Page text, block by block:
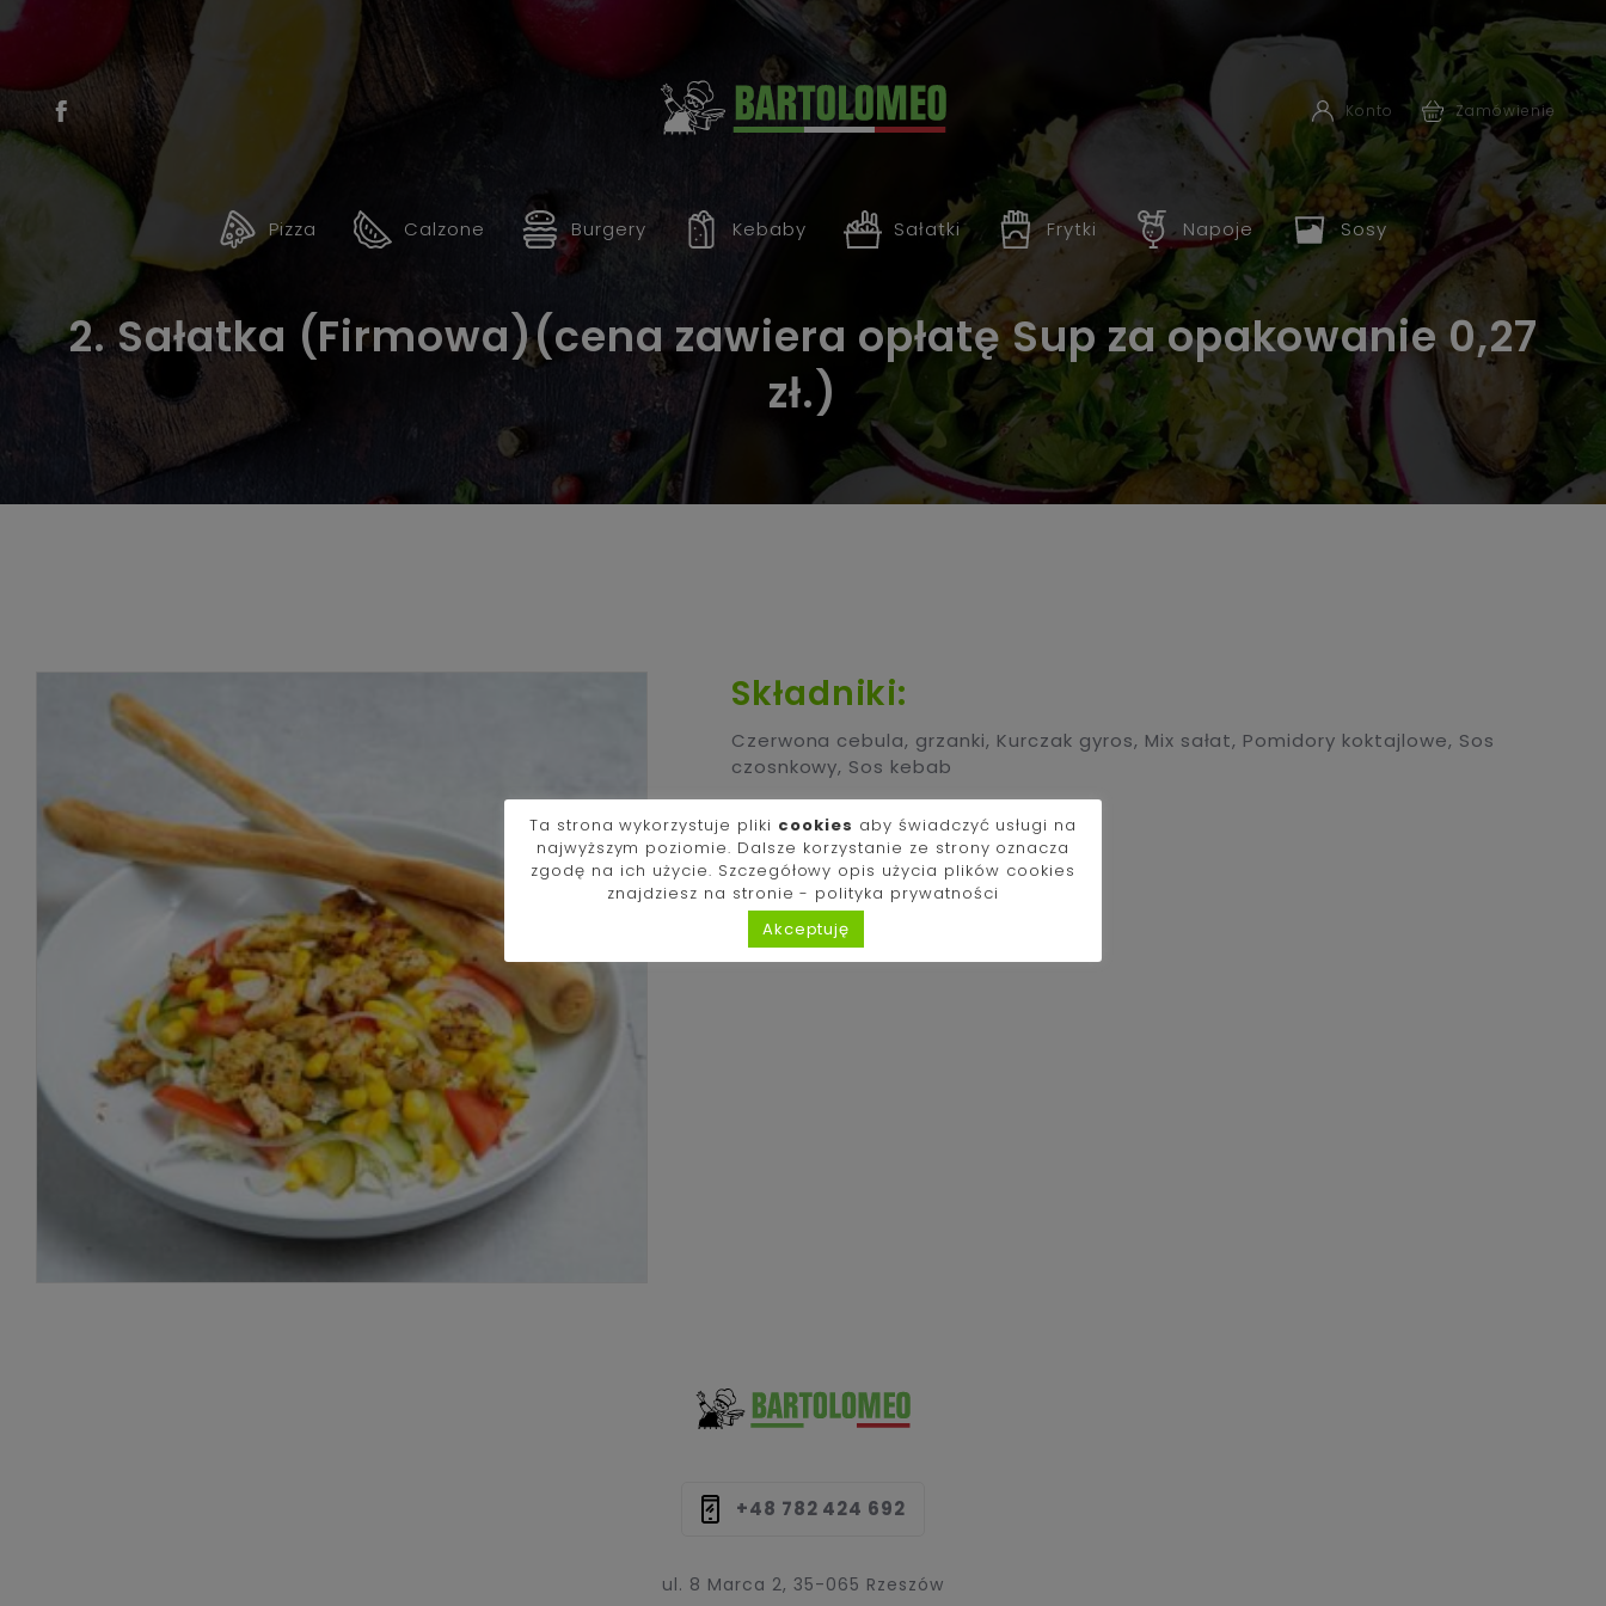
Konto Zamówienie
Pizza Calzone Burgery Kebaby Sałatki Frytki Napoje Sosy
2. Sałatka (Firmowa)(cena zawiera opłatę Sup za opakowanie 0,27
zł.)
Składniki:
Czerwona cebula, grzanki, Kurczak gyros, Mix sałat, Pomidory koktajlowe, Sos
czosnkowy, Sos kebab
Alergeny
ilość
Sałatka
Dodaj do zamówienia
+48 782 424 692
ul. 8 Marca 2, 35-065 Rzeszów
Ta strona wykorzystuje pliki cookies aby świadczyć usługi na
najwyższym poziomie. Dalsze korzystanie ze strony oznacza
zgodę na ich użycie. Szczegółowy opis użycia plików cookies
znajdziesz na stronie - polityka prywatności
Akceptuję